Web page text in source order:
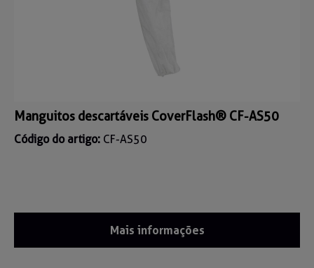
Manguitos descartáveis CoverFlash® CF-AS50
Código do artigo: CF-AS50
Mais informações